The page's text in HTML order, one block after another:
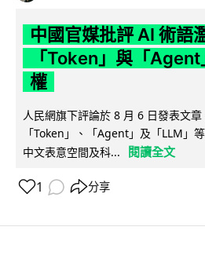
中國官媒批評 AI 術
「Token」與「
權
人民網旗下評論於 8 月 6 日發表文
「Token」、「Agent」及「LLM」
中文表意空間及科...
閱讀全文
1 分享